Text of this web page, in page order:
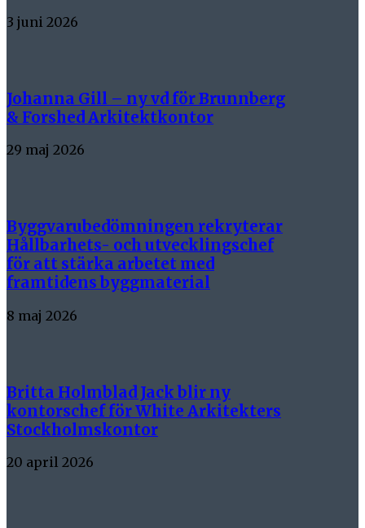
3 juni 2026
Johanna Gill – ny vd för Brunnberg
& Forshed Arkitektkontor
29 maj 2026
Byggvarubedömningen rekryterar
Hållbarhets- och utvecklingschef
för att stärka arbetet med
framtidens byggmaterial
8 maj 2026
Britta Holmblad Jack blir ny
kontorschef för White Arkitekters
Stockholmskontor
20 april 2026